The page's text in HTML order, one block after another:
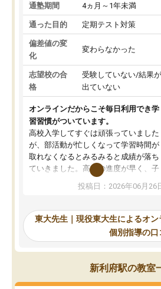
通塾期間 4ヵ月～1年未満
通った目的 定期テスト対策
偏差値の変
化
変わらなかった
志望校の合
格
受験していない/結果が
出ていない
オンラインだからこそ毎日利用でき学
習習慣がついています。
高校入学してすぐは頑張っていました
が、部活動が忙しくなって学習時間が
取れなくなるとみるみると成績が落ち
ていきました。高校の進度が早く、子
供も家に帰って勉強の話すると嫌な反
応を示します。東大先生にお願いして
れるので、親としても安心です。毎日
使える自習室とかもあり、わからない
ところがあれば先生が回答してくれる
のも重宝しています。
投稿日：2026年06月26
東大先生｜現役東大生によるオン
個別指導の口
新利府駅の教室